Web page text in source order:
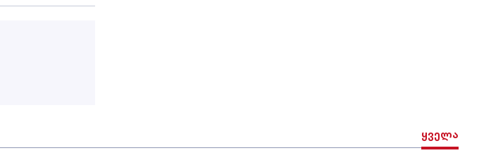
ყველა